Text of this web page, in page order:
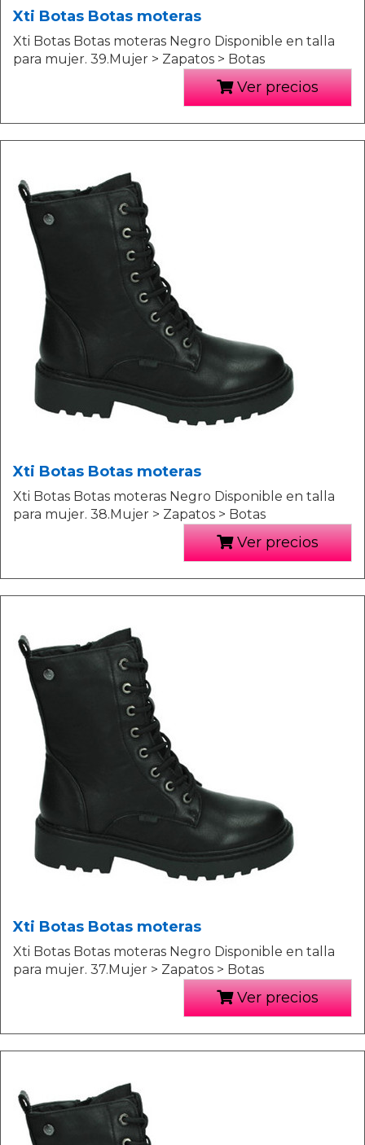
Xti Botas Botas moteras
Xti Botas Botas moteras Negro Disponible en talla
para mujer. 39.Mujer > Zapatos > Botas
Ver precios
Xti Botas Botas moteras
Xti Botas Botas moteras Negro Disponible en talla
para mujer. 38.Mujer > Zapatos > Botas
Ver precios
Xti Botas Botas moteras
Xti Botas Botas moteras Negro Disponible en talla
para mujer. 37.Mujer > Zapatos > Botas
Ver precios